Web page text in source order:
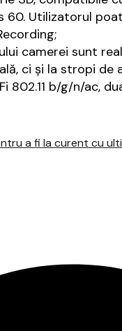
60. Utilizatorul
camerei sunt
ci și la stropi de
802.11 b/g/n/ac,
a fi la curent cu